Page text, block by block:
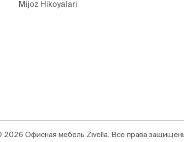
Mijoz Hikoyalari
2026 Офисная мебель Zivella. Все права